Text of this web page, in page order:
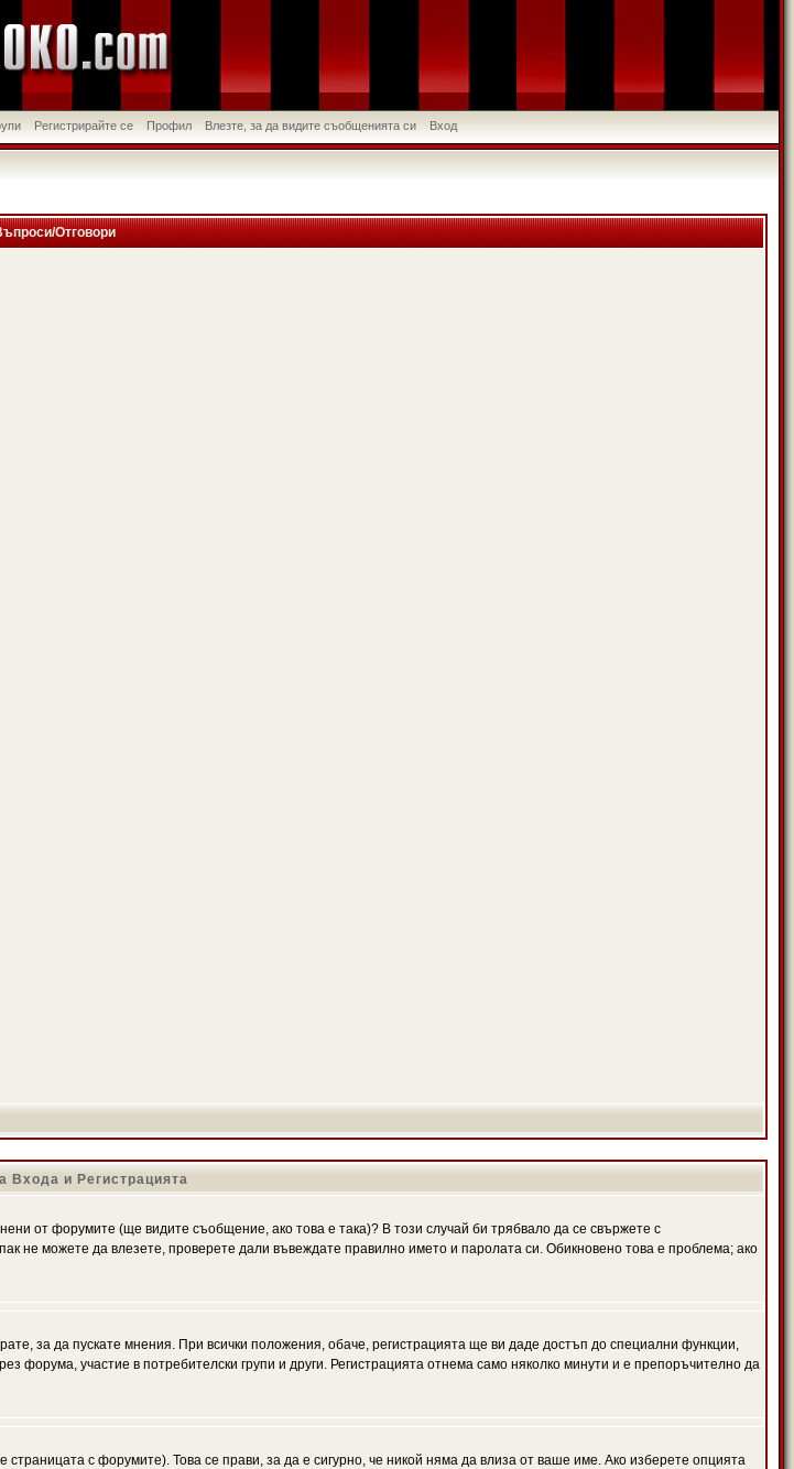
Регистрирайте се Профил Влезте, за да видите съобщенията си Вход
Отговори
Входа и Регистрацията
от форумите (ще видите съобщение, ако това е така)? В този случай би трябвало да се свържете с
не можете да влезете, проверете дали въвеждате правилно името и паролата си. Обикновено това е проблема; ако
за да пускате мнения. При всички положения, обаче, регистрацията ще ви даде достъп до специални функции,
участие в потребителски групи и други. Регистрацията отнема само няколко минути и е препоръчително да
страницата с форумите). Това се прави, за да е сигурно, че никой няма да влиза от ваше име. Ако изберете опцията